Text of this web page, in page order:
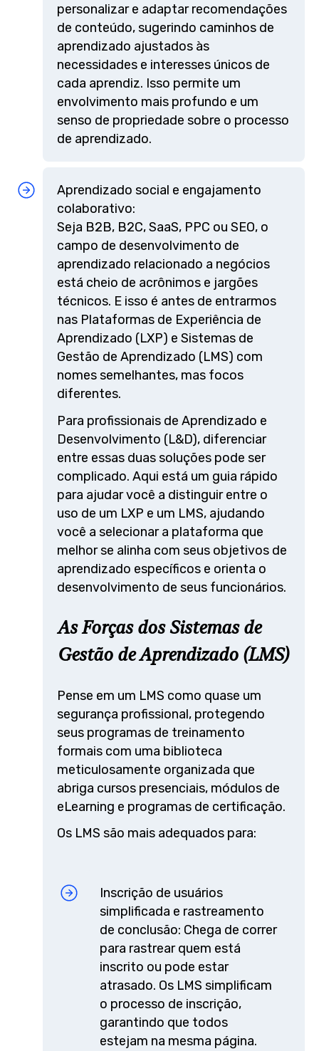
personalizar e adaptar recomendações
de conteúdo, sugerindo caminhos de
aprendizado ajustados às
necessidades e interesses únicos de
cada aprendiz. Isso permite um
envolvimento mais profundo e um
senso de propriedade sobre o processo
de aprendizado.
Aprendizado social e engajamento
colaborativo:
Seja B2B, B2C, SaaS, PPC ou SEO, o
campo de desenvolvimento de
aprendizado relacionado a negócios
está cheio de acrônimos e jargões
técnicos. E isso é antes de entrarmos
nas Plataformas de Experiência de
Aprendizado (LXP) e Sistemas de
Gestão de Aprendizado (LMS) com
nomes semelhantes, mas focos
diferentes.
Para profissionais de Aprendizado e
Desenvolvimento (L&D), diferenciar
entre essas duas soluções pode ser
complicado. Aqui está um guia rápido
para ajudar você a distinguir entre o
uso de um LXP e um LMS, ajudando
você a selecionar a plataforma que
melhor se alinha com seus objetivos de
aprendizado específicos e orienta o
desenvolvimento de seus funcionários.
As Forças dos Sistemas de
Gestão de Aprendizado (LMS)
Pense em um LMS como quase um
segurança profissional, protegendo
seus programas de treinamento
formais com uma biblioteca
meticulosamente organizada que
abriga cursos presenciais, módulos de
eLearning e programas de certificação.
Os LMS são mais adequados para:
Inscrição de usuários
simplificada e rastreamento
de conclusão: Chega de correr
para rastrear quem está
inscrito ou pode estar
atrasado. Os LMS simplificam
o processo de inscrição,
garantindo que todos
estejam na mesma página.